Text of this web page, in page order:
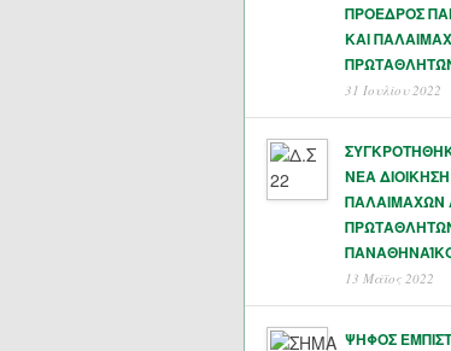
ΠΡΟΕΔΡΟΣ
ΚΑΙ
31 Ιουλίου 2022
ΝΕΑ
ΠΑΛΑΙΜΑΧΩΝ
13 Μάϊος 2022
ΨΗΦΟΣ